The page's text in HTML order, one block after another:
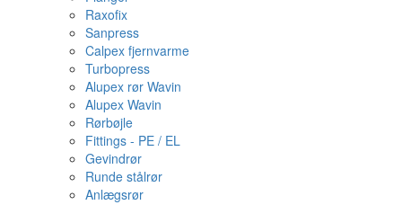
Raxofix
Sanpress
Calpex fjernvarme
Turbopress
Alupex rør Wavin
Alupex Wavin
Rørbøjle
Fittings - PE / EL
Gevindrør
Runde stålrør
Anlægsrør